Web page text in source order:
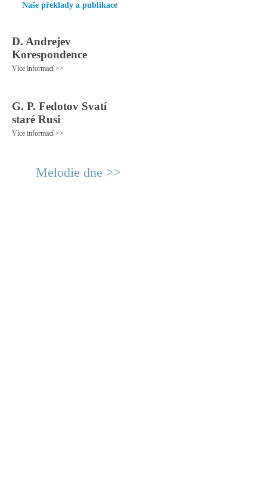
Naše překlady a publikace
D. Andrejev
Korespondence
Více informací >>
G. P. Fedotov Svatí
staré Rusi
Více informací >>
Melodie dne >>